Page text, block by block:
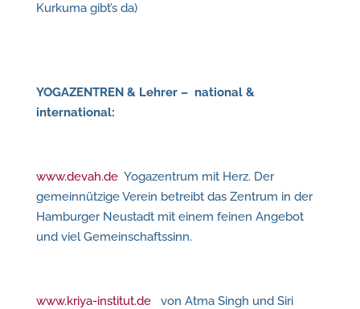
Kurkuma gibt’s da)
YOGAZENTREN & Lehrer – national &
international:
www.devah.deYogazentrum mit Herz. Der
gemeinnützige Verein betreibt das Zentrum in der
Hamburger Neustadt mit einem feinen Angebot
und viel Gemeinschaftssinn.
www.kriya-institut.devon Atma Singh und Siri